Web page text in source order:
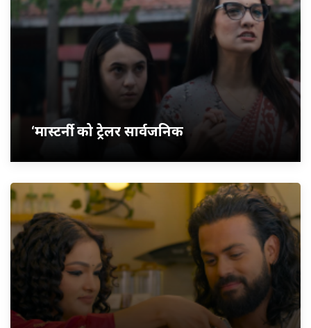
‘मास्टर्नी’ को ट्रेलर सार्वजनिक